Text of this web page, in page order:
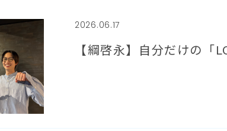
2026.06.17
【綱啓永】自分だけの「